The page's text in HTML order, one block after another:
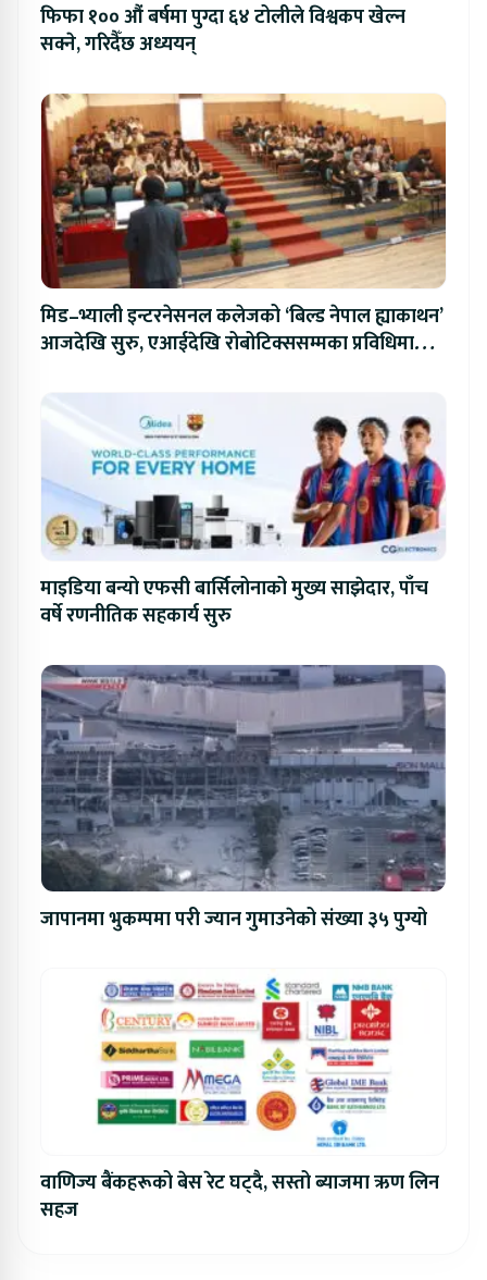
फिफा १०० औं बर्षमा पुग्दा ६४ टोलीले विश्वकप खेल्न
सक्ने, गरिदैँछ अध्ययन्
मिड–भ्याली इन्टरनेसनल कलेजको ‘बिल्ड नेपाल ह्याकाथन’
आजदेखि सुरु, एआईदेखि रोबोटिक्ससम्मका प्रविधिमा
माइडिया बन्यो एफसी बार्सिलोनाको मुख्य साझेदार, पाँच
वर्षे रणनीतिक सहकार्य सुरु
जापानमा भुकम्पमा परी ज्यान गुमाउनेको संख्या ३५ पुग्यो
वाणिज्य बैंकहरूको बेस रेट घट्दै, सस्तो ब्याजमा ऋण लिन
सहज